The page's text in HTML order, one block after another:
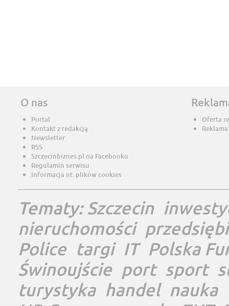
O nas
Portal
Kontakt z redakcją
Newsletter
RSS
Szczecinbiznes.pl na Facebooku
Regulamin serwisu
Informacja nt. plików cookies
Oferta
Tematy:Szczecin
nieruchomości
Police targi IT Polska
Świnoujście port sport
turystyka handel nauka